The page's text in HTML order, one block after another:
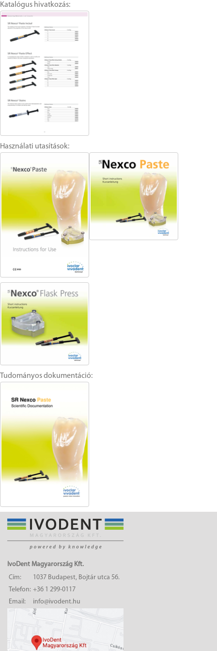
Katalógus hivatkozás:
Használati utasítások:
Tudományos dokumentáció:
IvoDent Magyarország Kft.
Cím:
1037 Budapest, Bojtár utca 56.
Telefon: +36 1 299-0117
Email:
info@ivodent.hu